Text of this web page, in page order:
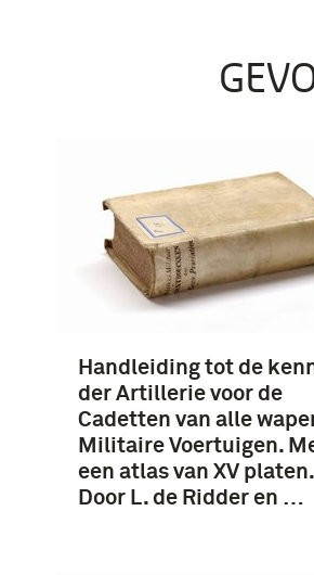
Handleiding tot de
der Artillerie voor de
Cadetten van alle
Militaire Voertuigen.
een atlas van XV platen.
Door L. de Ridder en …